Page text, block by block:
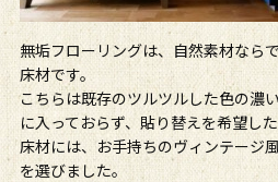
無垢フローリングは、自然素材なら
床材です。
こちらは既存のツルツルした色の濃
に入っておらず、貼り替えを希望した
床材には、お手持ちのヴィンテージ
を選びました。